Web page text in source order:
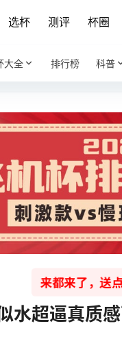
选杯 测评 杯圈
大全 排行榜 科普
来都来了，送
水超逼真质